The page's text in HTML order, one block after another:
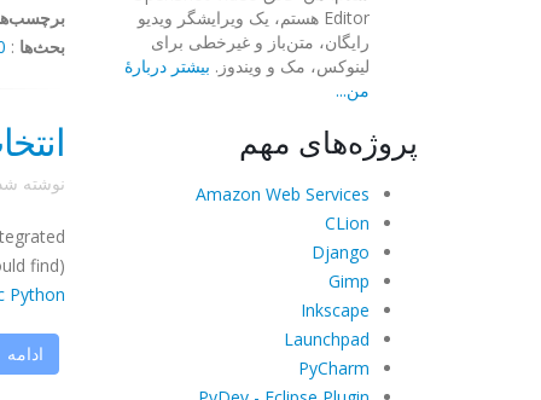
بحث‌ها :
نوشته
find)
Python
ادامه
Editor هستم، یک ویرایشگر ویدیو
رایگان، متن‌باز و غیرخطی برای
لینوکس، مک و ویندوز. بیشتر دربارهٔ
من...
پروژه‌های مهم
Amazon Web Services
CLion
Django
Gimp
Inkscape
Launchpad
PyCharm